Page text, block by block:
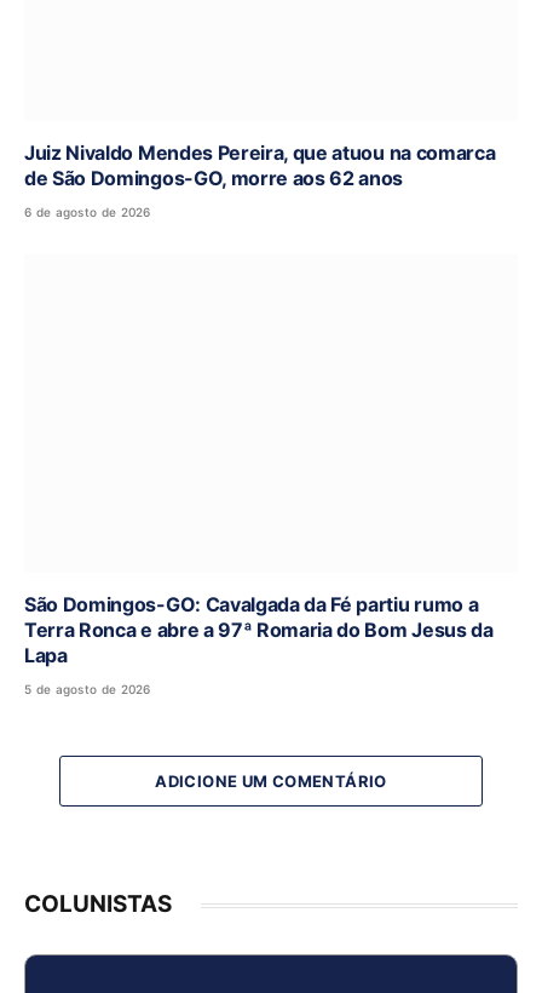
Juiz Nivaldo Mendes Pereira, que atuou na comarca
de São Domingos-GO, morre aos 62 anos
6 de agosto de 2026
São Domingos-GO: Cavalgada da Fé partiu rumo a
Terra Ronca e abre a 97ª Romaria do Bom Jesus da
Lapa
5 de agosto de 2026
ADICIONE UM COMENTÁRIO
COLUNISTAS